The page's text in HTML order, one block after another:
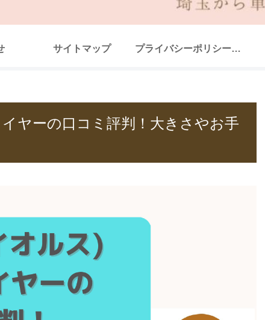
サイトマップ プライバシーポリシー（改正電気通信事業法・外部送信規律に関する事項を含む）
ヤーの口コミ評判！大きさやお手